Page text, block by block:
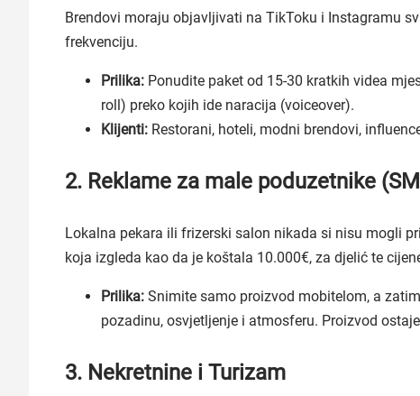
Brendovi moraju objavljivati na TikToku i Instagramu
frekvenciju.
Prilika: Ponudite paket od 15-30 kratkih videa
roll) preko kojih ide naracija (voiceover).
Klijenti: Restorani, hoteli, modni brendovi,
2. Reklame za male poduzetnike
Lokalna pekara ili frizerski salon nikada si nisu mogli
koja izgleda kao da je koštala 10.000€, za djelić te
Prilika: Snimite samo proizvod mobitelom, a
pozadinu, osvjetljenje i atmosferu. Proizvod
3. Nekretnine i Turizam